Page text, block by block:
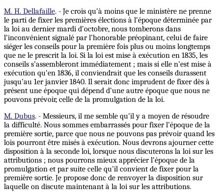
M. H. Dellafaille. - Je crois qu’à moins que le ministère ne prenne
le parti de fixer les premières élections à l’époque déterminée par
la loi au dernier mardi d’octobre, nous tomberons dans
l’inconvénient signalé par l’honorable préopinant, celui de faire
siéger les conseils pour la première fois plus ou moins longtemps
que ne le prescrit la loi. Si la loi est mise à exécution en 1835, les
conseils s’assembleront immédiatement ; mais si elle n’est mise à
exécution qu’en 1836, il conviendrait que les conseils durassent
jusqu’au 1er janvier 1840. Il serait donc imprudent de fixer dès à
présent une époque qui dépend d’une autre époque que nous ne
pouvons prévoir, celle de la promulgation de la loi.
M. Dubus. - Messieurs, il me semble qu’il y a moyen de résoudre
la difficulté. Nous sommes embarrassés pour fixer l’époque de la
première sortie, parce que nous ne pouvons pas prévoir quand les
lois pourront être misés à exécution. Nous devrons ajourner cette
disposition à la seconde loi, lorsque nous discuterons la loi sur les
attributions ; nous pourrons mieux apprécier l’époque de la
promulgation et par suite celle qu’il convient de fixer pour la
première sortie. Je propose donc de renvoyer la disposition sur
laquelle on discute maintenant à la loi sur les attributions.